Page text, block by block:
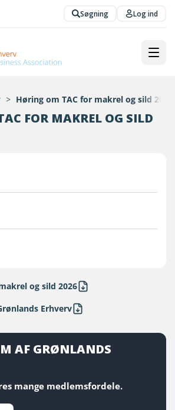
Søgning Log ind
> Høring om TAC for makrel og sild 2026
FOR MAKREL OG SILD
og sild 2026
Erhverv
AF GRØNLANDS
mange medlemsfordele.